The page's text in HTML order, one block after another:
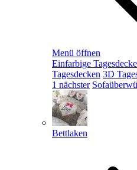
Menü öffnen
Einfarbige
Tagesdecken 3D
1 nächster
Bettlaken